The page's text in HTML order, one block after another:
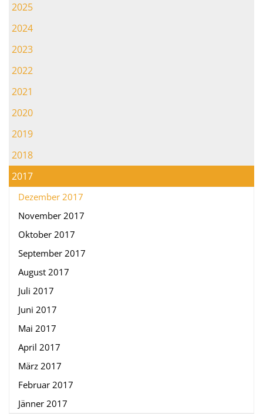
2025
2024
2023
2022
2021
2020
2019
2018
2017
Dezember 2017
November 2017
Oktober 2017
September 2017
August 2017
Juli 2017
Juni 2017
Mai 2017
April 2017
März 2017
Februar 2017
Jänner 2017